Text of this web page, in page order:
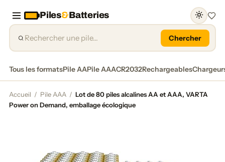
Piles&Batteries
Chercher
Tous les formatsPile AAPile AAACR2032Rechargeables
Accueil / Pile AAA / Lot de 80 piles alcalines AA et AAA, VARTA
Power on Demand, emballage écologique